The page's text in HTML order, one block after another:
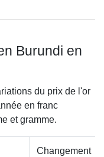
Burundi en
du prix de l'or
en franc
et gramme.
Changement